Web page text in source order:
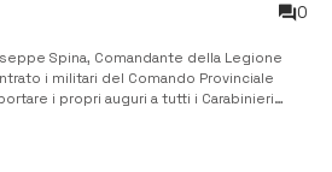
0
Spina, Comandante della Legione
i militari del Comando Provinciale
i propri auguri a tutti i Carabinieri
Provinciale, Colonnello Gabr...